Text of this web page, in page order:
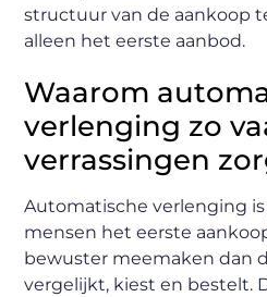
structuur van de aankoop
alleen het eerste aanbod.
Waarom
verlenging zo
verrassingen
Automatische verlenging
mensen het eerste
bewuster meemaken dan
vergelijkt, kiest en bestelt.